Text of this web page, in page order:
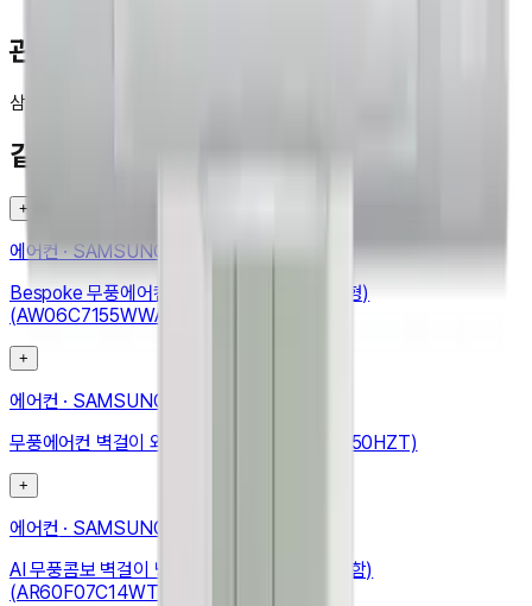
관련 검색
삼성
같은 카테고리 다른 기기
+
에어컨 · SAMSUNG
Bespoke 무풍에어컨 윈도우핏 19.2㎡ (매립형)
(AW06C7155WWAZ)
+
에어컨 · SAMSUNG
무풍에어컨 벽걸이 와이드 42.3㎡ (AR13D9150HZT)
+
에어컨 · SAMSUNG
AI 무풍콤보 벽걸이 냉난방 24.4㎡ (리모컨 포함)
(AR60F07C14WT)